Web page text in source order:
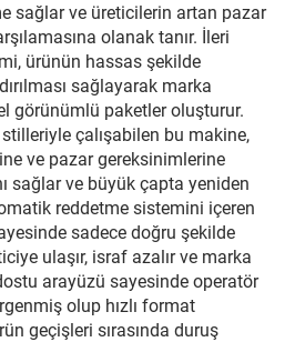
sağlar ve üreticilerin artan pazar
olanak tanır. İleri
ürünün hassas şekilde
sağlayarak marka
görünümlü paketler oluşturur.
çalışabilen bu makine,
ve pazar gereksinimlerine
sağlar ve büyük çapta yeniden
reddetme sistemini içeren
sadece doğru şekilde
ulaşır, israf azalır ve marka
arayüzü sayesinde operatör
olup hızlı format
geçişleri sırasında duruş